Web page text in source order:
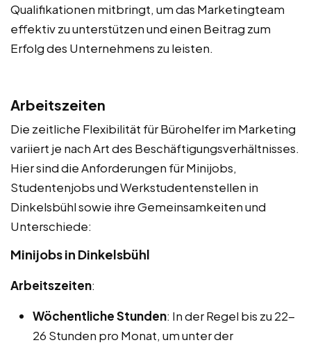
Qualifikationen mitbringt, um das Marketingteam
effektiv zu unterstützen und einen Beitrag zum
Erfolg des Unternehmens zu leisten.
Arbeitszeiten
Die zeitliche Flexibilität für Bürohelfer im Marketing
variiert je nach Art des Beschäftigungsverhältnisses.
Hier sind die Anforderungen für Minijobs,
Studentenjobs und Werkstudentenstellen in
Dinkelsbühl sowie ihre Gemeinsamkeiten und
Unterschiede:
Minijobs in Dinkelsbühl
Arbeitszeiten:
Wöchentliche Stunden: In der Regel bis zu 22-
26 Stunden pro Monat, um unter der